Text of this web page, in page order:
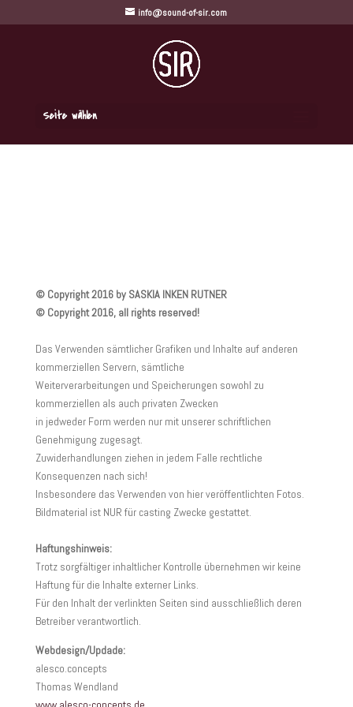
info@sound-of-sir.com
Seite wählen
© Copyright 2016 by SASKIA INKEN RUTNER
© Copyright 2016, all rights reserved!
Das Verwenden sämtlicher Grafiken und Inhalte auf anderen
kommerziellen Servern, sämtliche
Weiterverarbeitungen und Speicherungen sowohl zu
kommerziellen als auch privaten Zwecken
in jedweder Form werden nur mit unserer schriftlichen
Genehmigung zugesagt.
Zuwiderhandlungen ziehen in jedem Falle rechtliche
Konsequenzen nach sich!
Insbesondere das Verwenden von hier veröffentlichten Fotos.
Bildmaterial ist NUR für casting Zwecke gestattet.
Haftungshinweis:
Trotz sorgfältiger inhaltlicher Kontrolle übernehmen wir keine
Haftung für die Inhalte externer Links.
Für den Inhalt der verlinkten Seiten sind ausschließlich deren
Betreiber verantwortlich.
Webdesign/Updade:
alesco.concepts
Thomas Wendland